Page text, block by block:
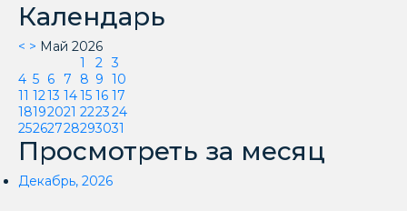
Календарь
< > Май 2026
1
2 3
4 5 6 7 8 9 10
11 1213 1415 16 17
18192021 222324
25262728293031
Просмотреть за месяц
Декабрь, 2026